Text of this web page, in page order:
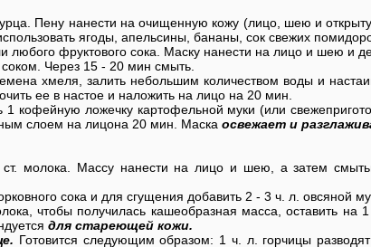
Пену нанести на очищенную кожу (лицо, шею и
ягоды, апельсины, бананы, сок свежих
любого фруктового сока. Маску нанести на лицо и шею и
Через 15 - 20 мин смыть.
хмеля, залить небольшим количеством воды и
ее в настое и наложить на лицо на 20 мин.
кофейную ложечку картофельной муки (или
слоем на лицона 20 мин. Маска освежает и
молока. Массу нанести на лицо и шею, а затем
сока и для сгущения добавить 2 - 3 ч. л. овсяной
чтобы получилась кашеобразная масса, оставить на
для стареющей кожи.
Готовится следующим образом: 1 ч. л. горчицы